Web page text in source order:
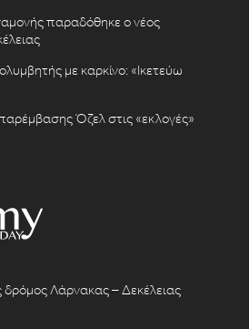
παραδόθηκε ο νέος
με καρκίνο: «Ικετεύω
Όζελ στις «εκλογές»
δρόμος Λάρνακας – Δεκέλειας